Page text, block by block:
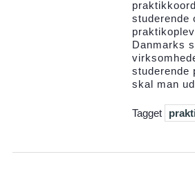
studerende
Danmarks
studerende
skal man
Tagget